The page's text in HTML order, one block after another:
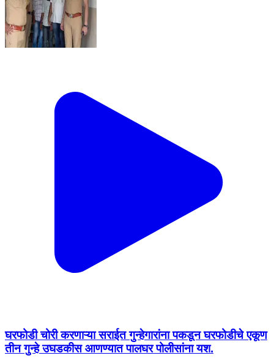
घरफोडी चोरी करणाऱ्या सराईत गुन्हेगारांना पकडून घरफोडीचे एकूण
तीन गुन्हे उघडकीस आणण्यात पालघर पोलीसांना यश.